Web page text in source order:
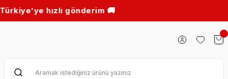
hızlı gönderim 🚚